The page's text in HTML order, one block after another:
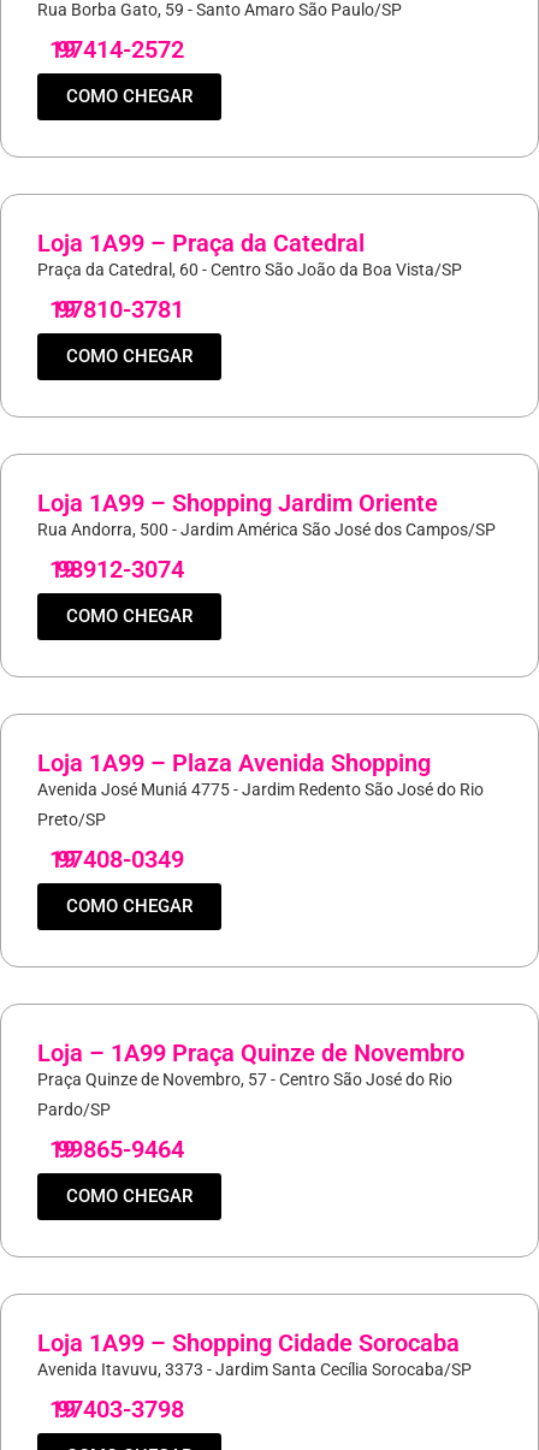
Rua Borba Gato, 59 - Santo Amaro São Paulo/SP
19
97414-2572
COMO CHEGAR
Loja 1A99 – Praça da Catedral
Praça da Catedral, 60 - Centro São João da Boa Vista/SP
19
97810-3781
COMO CHEGAR
Loja 1A99 – Shopping Jardim Oriente
Rua Andorra, 500 - Jardim América São José dos Campos/SP
19
98912-3074
COMO CHEGAR
Loja 1A99 – Plaza Avenida Shopping
Avenida José Muniá 4775 - Jardim Redento São José do Rio
Preto/SP
19
97408-0349
COMO CHEGAR
Loja – 1A99 Praça Quinze de Novembro
Praça Quinze de Novembro, 57 - Centro São José do Rio
Pardo/SP
19
99865-9464
COMO CHEGAR
Loja 1A99 – Shopping Cidade Sorocaba
Avenida Itavuvu, 3373 - Jardim Santa Cecília Sorocaba/SP
19
97403-3798